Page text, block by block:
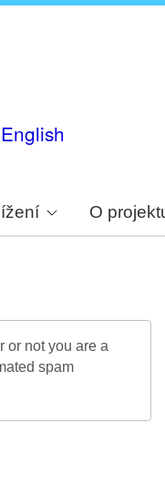
English
O
or not you are a
spam